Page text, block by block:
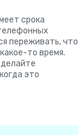
срока
переживать, что
то время.
это